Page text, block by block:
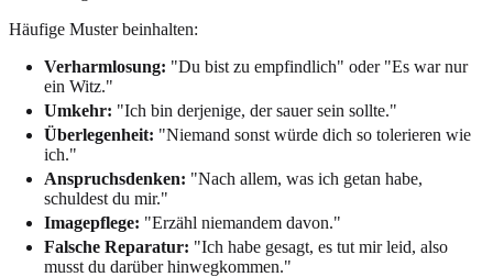
Häufige Muster beinhalten:
Verharmlosung: "Du bist zu empfindlich" oder "Es war nur
ein Witz."
Umkehr: "Ich bin derjenige, der sauer sein sollte."
Überlegenheit: "Niemand sonst würde dich so tolerieren wie
ich."
Anspruchsdenken: "Nach allem, was ich getan habe,
schuldest du mir."
Imagepflege: "Erzähl niemandem davon."
Falsche Reparatur: "Ich habe gesagt, es tut mir leid, also
musst du darüber hinwegkommen."